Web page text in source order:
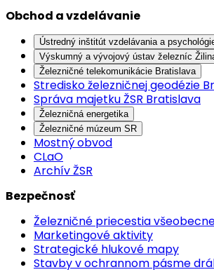
Obchod a vzdelávanie
Ústredný inštitút vzdelávania a
Výskumný a vývojový ústav železníc
Železničné telekomunikácie Bratislava
Stredisko železničnej geodézie
Správa majetku ŽSR Bratislava
Železničná energetika
Železničné múzeum SR
Mostný obvod
CLaO
Archív ŽSR
Bezpečnosť
Železničné priecestia
Marketingové aktivity
Strategické hlukové mapy
Stavby v ochrannom pásme